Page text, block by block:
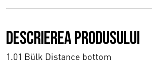
p
â
Descrierea produsului
1.01 Bülk Distance bottom